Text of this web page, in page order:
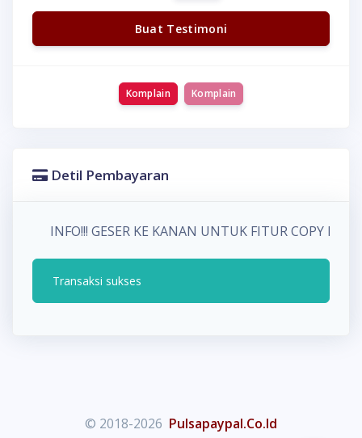
Buat Testimoni
Komplain Komplain
Detil Pembayaran
INFO!!! GESER KE KANAN UNTUK FITUR COPY
Transaksi sukses
© 2018-2026 Pulsapaypal.Co.Id